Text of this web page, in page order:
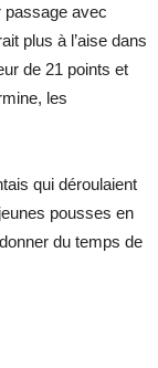
passage avec
plus à l’aise dans
de 21 points et
les
qui déroulaient
pousses en
du temps de